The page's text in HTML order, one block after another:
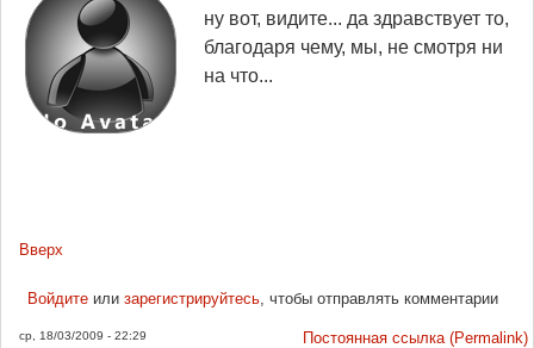
ну вот, видите... да здравствует то,
благодаря чему, мы, не смотря ни
на что...
Вверх
Войдитеили зарегистрируйтесь, чтобы отправлять комментарии
ср, 18/03/2009 - 22:29
Постоянная ссылка (Permalink)